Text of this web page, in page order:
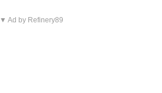
▼ Ad by Refinery89